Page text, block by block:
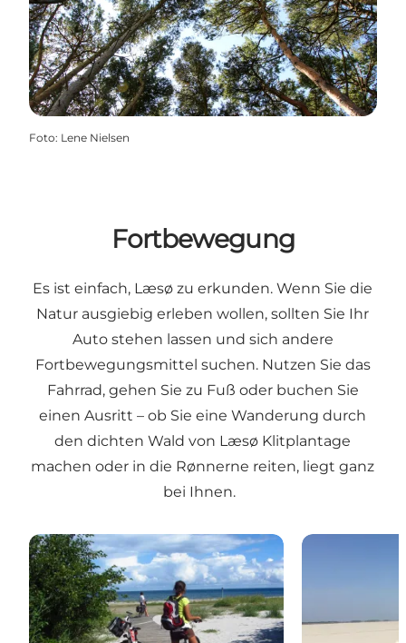
Foto: Lene Nielsen
Fortbewegung
Es ist einfach, Læsø zu erkunden. Wenn Sie die
Natur ausgiebig erleben wollen, sollten Sie Ihr
Auto stehen lassen und sich andere
Fortbewegungsmittel suchen. Nutzen Sie das
Fahrrad, gehen Sie zu Fuß oder buchen Sie
einen Ausritt – ob Sie eine Wanderung durch
den dichten Wald von Læsø Klitplantage
machen oder in die Rønnerne reiten, liegt ganz
bei Ihnen.
Cykelruter Vandreruter